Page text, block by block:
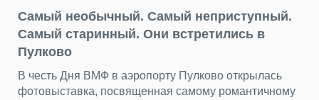
Самый необычный. Самый неприступный.
Самый старинный. Они встретились в
Пулково
В честь Дня ВМФ в аэропорту Пулково открылась
фотовыставка, посвященная самому романтичному